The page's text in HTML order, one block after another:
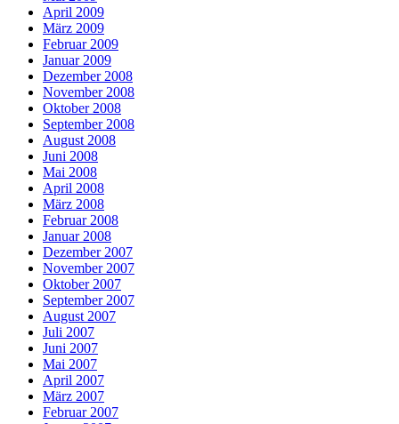
April 2009
März 2009
Februar 2009
Januar 2009
Dezember 2008
November 2008
Oktober 2008
September 2008
August 2008
Juni 2008
Mai 2008
April 2008
März 2008
Februar 2008
Januar 2008
Dezember 2007
November 2007
Oktober 2007
September 2007
August 2007
Juli 2007
Juni 2007
Mai 2007
April 2007
März 2007
Februar 2007